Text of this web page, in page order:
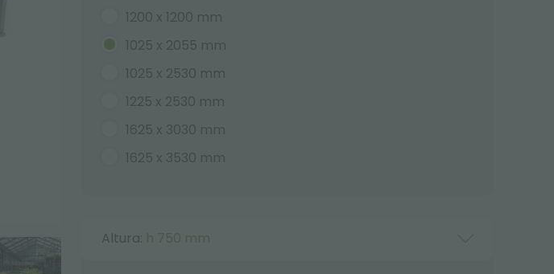
1200 x 1200 mm
1025 x 2055 mm
1025 x 2530 mm
1225 x 2530 mm
1625 x 3030 mm
1625 x 3530 mm
Altura: h 750 mm